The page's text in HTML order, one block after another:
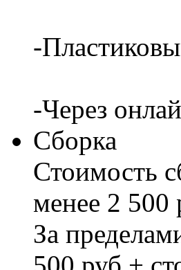
-
-Через
Сборка
Стоимость
менее 2 500
За